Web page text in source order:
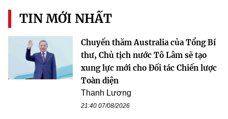
TIN MỚI NHẤT
Chuyến thăm Australia của Tổng Bí
thư, Chủ tịch nước Tô Lâm sẽ tạo
xung lực mới cho Đối tác Chiến lược
Toàn diện
Thanh Lương
21:40 07/08/2026